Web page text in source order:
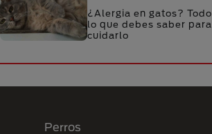
¿Alergia en gatos? Todo
lo que debes saber para
cuidarlo
Perros